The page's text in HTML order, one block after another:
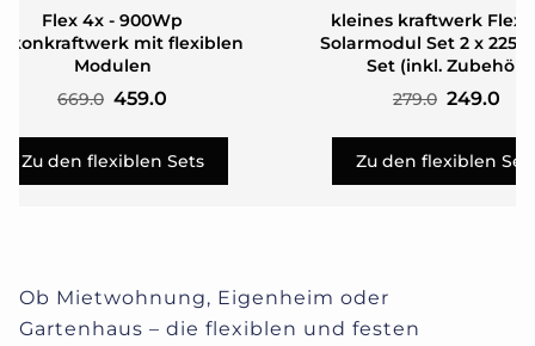
Flex 4x - 900Wp
mit flexiblen
Modulen
669.0 459.0
Zu den flexiblen Sets
kleines kraftwerk
Solarmodul Set 2 x
Set (inkl. Zubehör)
279.0 249.0
Zu den flexiblen
Ob Mietwohnung, Eigenheim oder
Gartenhaus – die flexiblen und festen